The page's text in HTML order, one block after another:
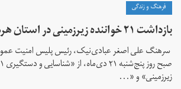
فرهنگ و زندگی
بازداشت ۲۱ خواننده زیرزمینی در استان هرمزگان ایران
سرهنگ علی اصغر عبادی‌نیک، رئیس پلیس امنیت
زیرزمینی» و «...